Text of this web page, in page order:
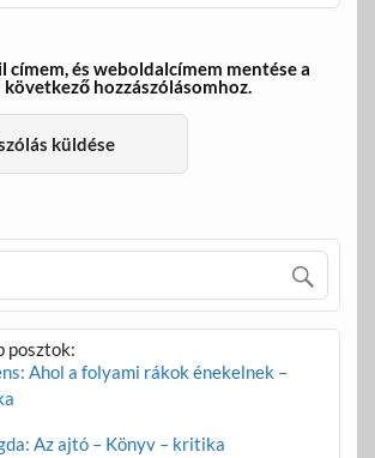
címem, és weboldalcímem mentése a
következő hozzászólásomhoz.
posztok:
Ahol a folyami rákok énekelnek –
Az ajtó – Könyv – kritika